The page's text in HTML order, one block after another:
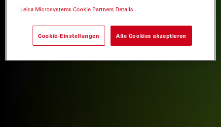
Leica Microsystems Cookie Partners Details
Cookie-Einstellungen Alle Cookies akzeptieren